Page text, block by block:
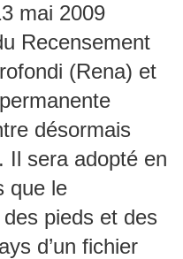
mai 2009
Recensement
(Rena) et
désormais
Il sera adopté en
que le
pieds et des
d’un fichier